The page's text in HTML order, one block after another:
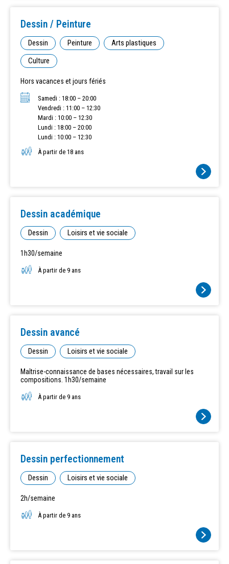
Dessin / Peinture
Dessin Peinture
Arts plastiques
Culture
Hors vacances et jours fériés
Samedi : 18:00 – 20:00
Vendredi : 11:00 – 12:30
Mardi : 10:00 – 12:30
Lundi : 18:00 – 20:00
Lundi : 10:00 – 12:30
À partir de 18 ans
Dessin académique
Dessin Loisirs et vie sociale
1h30/semaine
À partir de 9 ans
Dessin avancé
Dessin Loisirs et vie sociale
Maîtrise-connaissance de bases nécessaires, travail sur les
compositions. 1h30/semaine
À partir de 9 ans
Dessin perfectionnement
Dessin Loisirs et vie sociale
2h/semaine
À partir de 9 ans